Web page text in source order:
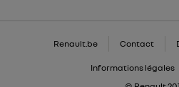
Renault.be Contact
Informations légales